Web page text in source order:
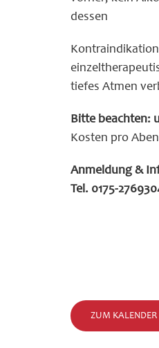
dessen
tiefes Atmen
Bitte beachten:
Kosten pro
Anmeldung &
Tel. 0175-
ZUM